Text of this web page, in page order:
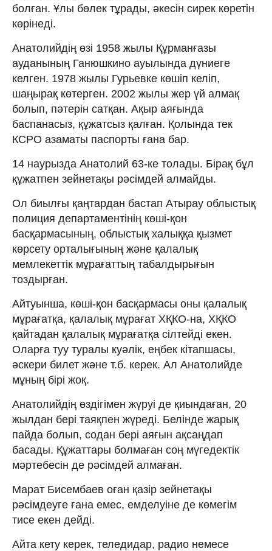
болған. Ұлы бөлек тұрады, әкесін сирек көретін
көрінеді.
Анатолийдің өзі 1958 жылы Құрманғазы
ауданының Ганюшкино ауылында дүниеге
келген. 1978 жылы Гурьевке көшіп келіп,
шаңырақ көтерген. 2002 жылы жер үй алмақ
болып, пәтерін сатқан. Ақыр аяғында
баспанасыз, құжатсыз қалған. Қолында тек
КСРО азаматы паспорты ғана бар.
14 наурызда Анатолий 63-ке толады. Бірақ бұл
құжатпен зейнетақы рәсімдей алмайды.
Ол биылғы қаңтардан бастап Атырау облыстық
полиция департаментінің көші-қон
басқармасының, облыстық халыққа қызмет
көрсету орталығының және қалалық
мемлекеттік мұрағаттың табалдырығын
тоздырған.
Айтуынша, көші-қон басқармасы оны қалалық
мұрағатқа, қалалық мұрағат ХҚКО-на, ХҚКО
қайтадан қалалық мұрағатқа сілтейді екен.
Оларға туу туралы куәлік, еңбек кітапшасы,
әскери билет және т.б. керек. Ал Анатолийде
мұның бірі жоқ.
Анатолийдің өздігімен жүруі де қиындаған, 20
жылдан бері таяқпен жүреді. Белінде жарық
пайда болып, содан бері аяғын ақсаңдап
басады. Құжаттары болмаған соң мүгедектік
мәртебесін де рәсімдей алмаған.
Марат Бисембаев оған қазір зейнетақы
рәсімдеуге ғана емес, емделуіне де көмегім
тисе екен дейді.
Айта кету керек, теледидар, радио немесе